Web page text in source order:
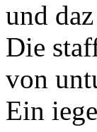
und
Die
von
Ein